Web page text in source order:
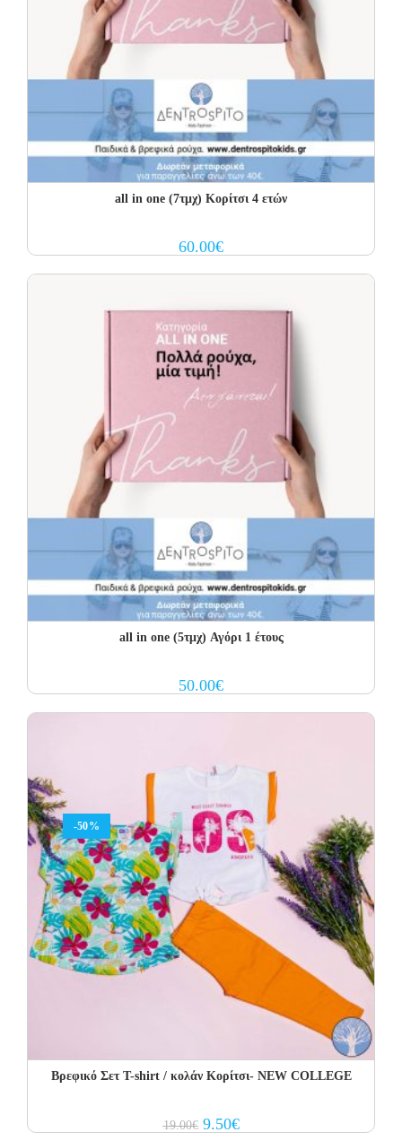
all in one (7τμχ) Κορίτσι 4 ετών
60.00€
all in one (5τμχ) Αγόρι 1 έτους
50.00€
-50%
Βρεφικό Σετ T-shirt / κολάν Κορίτσι- NEW COLLEGE
19.00€ Original
price
9.50€Current
price